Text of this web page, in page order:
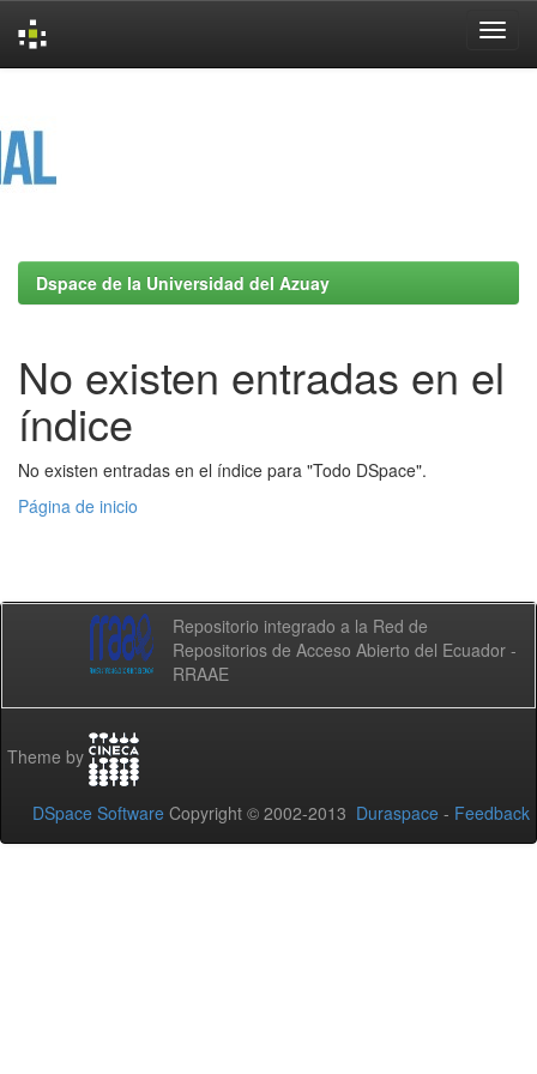
Dspace de la Universidad del Azuay
No existen entradas en el
índice
No existen entradas en el índice para "Todo DSpace".
Página de inicio
Repositorio integrado a la Red de
Repositorios de Acceso Abierto del Ecuador -
RRAAE
Theme by
DSpace Software Copyright © 2002-2013 Duraspace - Feedback